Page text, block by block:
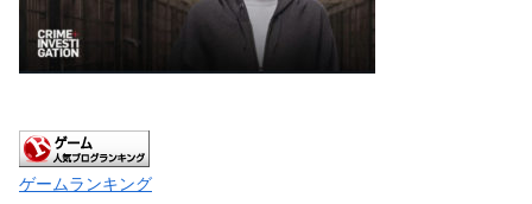
ゲームランキング